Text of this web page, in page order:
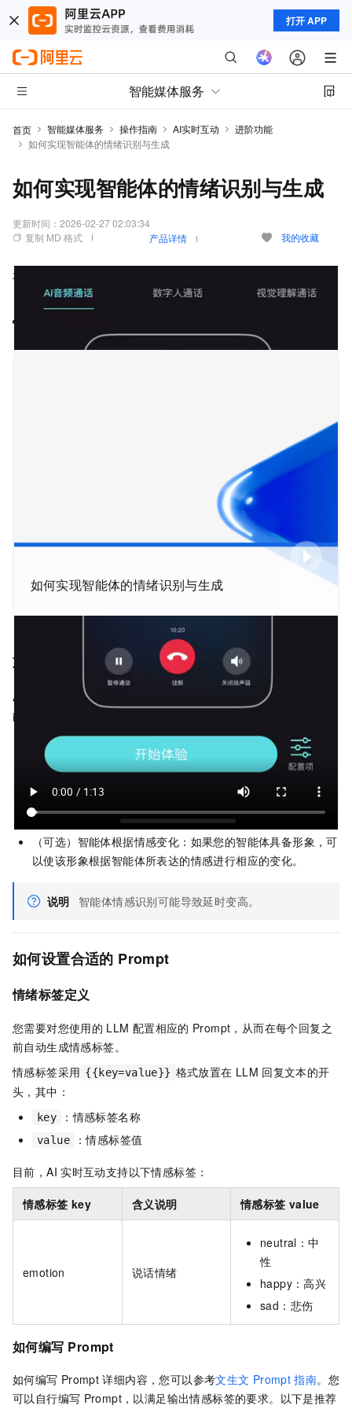
打开 APP
智能媒体服务
首页 智能媒体服务 操作指南 AI实时互动
进阶功能
如何实现智能体的情绪识别与生成
如何实现智能体的情绪识别与生成
更新时间： 2026-02-27 02:03:34
复制 MD 格式
产品详情 我的收藏
本文档将为您详细介绍如何实现智能体对情绪的识别与生成。
情绪识别对话
如何实现智能体的情绪识别与生成
如何让智能体具有情感
AI
智能体能够根据用户的输入，输出相应的语音回复。为了让智
能体的回复更加有情感，您需要完成以下操作：
合适的 Prompt：大语言模型（LLM）需要配置合适的
Prompt（提示），以确保其能够根据用户的输入，选择合适
的情感进行回应。
多情感的 TTS
文本转语音节点需具备
多种情感表达的能力。
（可选）智能体根据情感变化：如果您的智能体具备形象，可
以使该形象根据智能体所表达的情感进行相应的变化。
说明 智能体情感识别可能导致延时变高。
如何设置合适的 Prompt
情绪标签定义
您需要对您使用的 LLM 配置相应的 Prompt，从而在每个回复之
前自动生成情感标签。
情感标签采用 {{key=value}} 格式放置在 LLM 回复文本的开
头，其中：
key ：情感标签名称
value ：情感标签值
目前，AI 实时互动支持以下情感标签：
情感标签 key 含义说明 情感标签 value
emotion 说话情绪
neutral：中
性
happy：高兴
sad：悲伤
如何编写 Prompt
如何编写 Prompt 详细内容，您可以参考文生文 Prompt 指南。您
可以自行编写 Prompt，以满足输出情感标签的要求。以下是推荐